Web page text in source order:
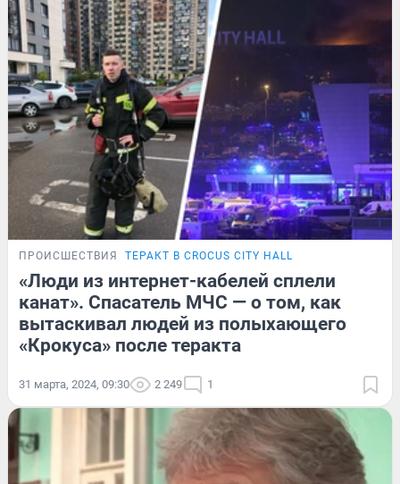
ПРОИСШЕСТВИЯ ТЕРАКТ В CROCUS CITY HALL
«Люди из интернет-кабелей сплели
канат». Спасатель МЧС — о том, как
вытаскивал людей из полыхающего
«Крокуса» после теракта
31 марта, 2024, 09:30 2 249 1